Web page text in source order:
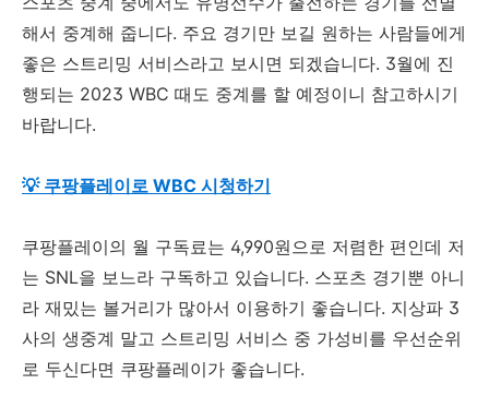
해서 중계해 줍니다. 주요 경기만 보길 원하는 사람들에게
좋은 스트리밍 서비스라고 보시면 되겠습니다. 3월에 진
행되는 2023 WBC 때도 중계를 할 예정이니 참고하시기
바랍니다.
💡 쿠팡플레이로 WBC 시청하기
쿠팡플레이의 월 구독료는 4,990원으로 저렴한 편인데 저
는 SNL을 보느라 구독하고 있습니다. 스포츠 경기뿐 아니
라 재밌는 볼거리가 많아서 이용하기 좋습니다. 지상파 3
사의 생중계 말고 스트리밍 서비스 중 가성비를 우선순위
로 두신다면 쿠팡플레이가 좋습니다.